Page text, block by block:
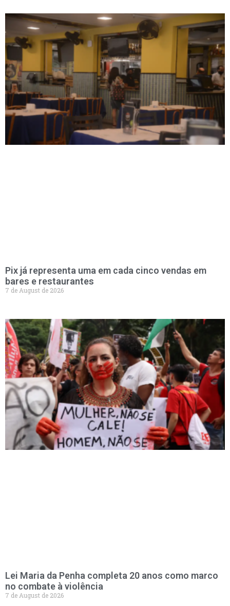
Pix já representa uma em cada cinco vendas em
bares e restaurantes
7 de August de 2026
Lei Maria da Penha completa 20 anos como marco
no combate à violência
7 de August de 2026